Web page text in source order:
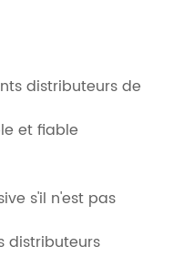
distributeurs de
et fiable
s'il n'est pas
distributeurs